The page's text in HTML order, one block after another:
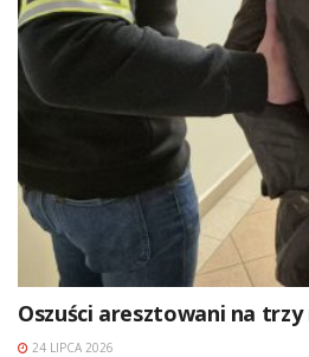
Oszuści aresztowani na trzy
24 LIPCA 2026